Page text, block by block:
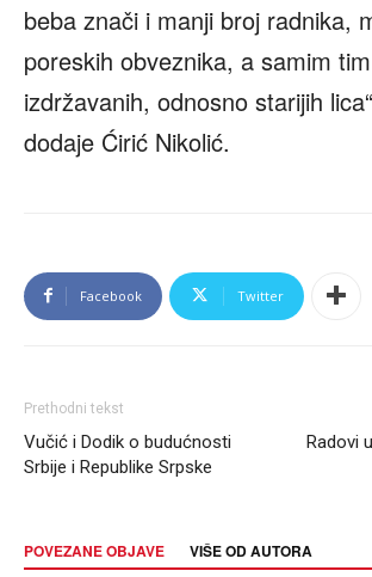
beba znači i manji broj radnika,
poreskih obveznika, a samim
izdržavanih, odnosno starijih
dodaje Ćirić Nikolić.
Facebook Twitter
Prethodni tekst
Vučić i Dodik o budućnosti
Srbije i Republike Srpske
Radovi
POVEZANE OBJAVE VIŠE OD AUTORA